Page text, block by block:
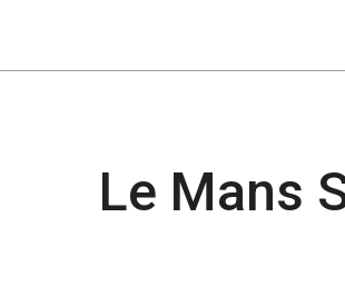
Le Mans